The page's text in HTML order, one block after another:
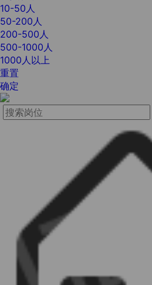
10-50人
50-200人
200-500人
500-1000人
1000人以上
重置
确定